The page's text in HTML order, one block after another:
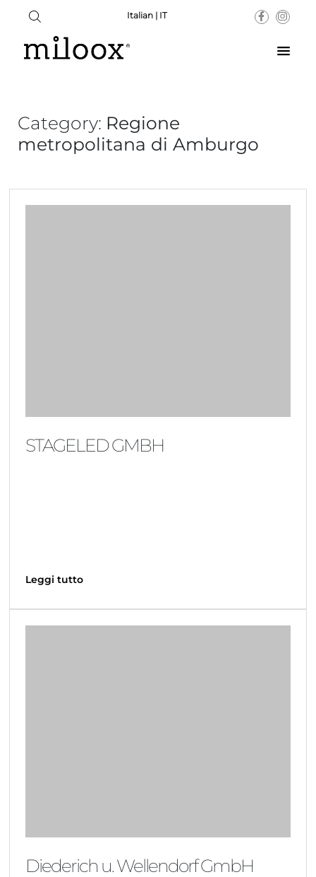
Italian | IT
Category: Regione
metropolitana di Amburgo
STAGELED GMBH
Leggi tutto
Diederich u. Wellendorf GmbH